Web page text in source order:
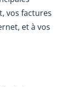
vos factures
et à vos